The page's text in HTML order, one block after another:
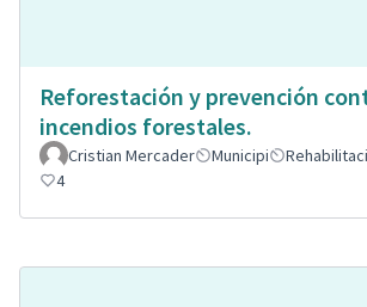
Reforestación y prevención
incendios forestales.
Cristian Mercader Municipi
4